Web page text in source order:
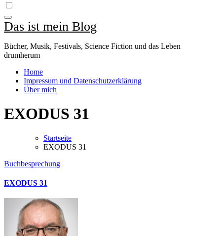
Das ist mein Blog
Bücher, Musik, Festivals, Science Fiction und das Leben
drumherum
Home
Impressum und Datenschutzerklärung
Über mich
EXODUS 31
Startseite
EXODUS 31
Buchbesprechung
EXODUS 31